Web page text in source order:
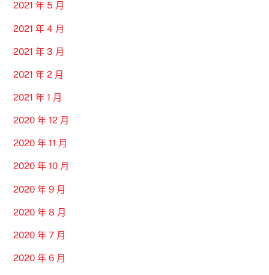
2021 年 5 月
2021 年 4 月
2021 年 3 月
2021 年 2 月
2021 年 1 月
2020 年 12 月
2020 年 11 月
2020 年 10 月
2020 年 9 月
2020 年 8 月
2020 年 7 月
2020 年 6 月